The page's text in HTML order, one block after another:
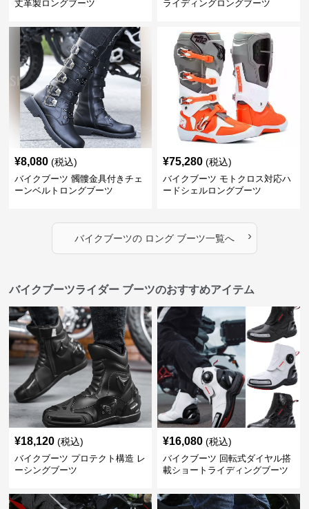
丈革製ロングブーツ
ライディングロングブーツ
¥8,080 (税込)
バイクブーツ 髑髏金具付きチェ
ーンベルトロングブーツ
¥75,280 (税込)
バイクブーツ モトクロス対応ハ
ードシェルロングブーツ
バイクブーツのロング ブーツ一覧へ ›
バイクブーツライダー ブーツのおすすめアイテム
¥18,120 (税込)
バイクブーツ プロテクト構造 レ
ーシングブーツ
¥16,080 (税込)
バイクブーツ 回転式ダイヤル搭
載ショートライディングブーツ